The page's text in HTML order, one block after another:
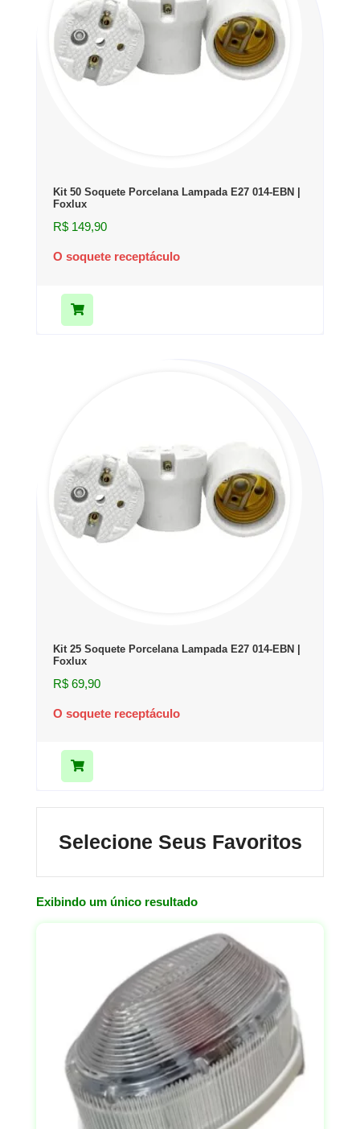
Kit 50 Soquete Porcelana Lampada E27 014-EBN |
Foxlux
R$ 149,90
O soquete receptáculo
Kit 25 Soquete Porcelana Lampada E27 014-EBN |
Foxlux
R$ 69,90
O soquete receptáculo
Selecione Seus Favoritos
Exibindo um único resultado